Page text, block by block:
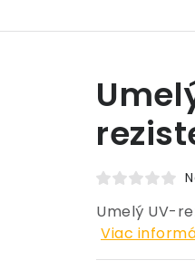
Umelý UV-
Viac